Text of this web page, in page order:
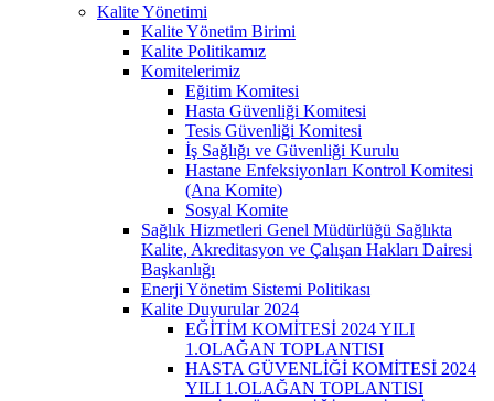
Kalite Yönetimi
Kalite Yönetim Birimi
Kalite Politikamız
Komitelerimiz
Eğitim Komitesi
Hasta Güvenliği Komitesi
Tesis Güvenliği Komitesi
İş Sağlığı ve Güvenliği Kurulu
Hastane Enfeksiyonları Kontrol Komitesi
(Ana Komite)
Sosyal Komite
Sağlık Hizmetleri Genel Müdürlüğü Sağlıkta
Kalite, Akreditasyon ve Çalışan Hakları Dairesi
Başkanlığı
Enerji Yönetim Sistemi Politikası
Kalite Duyurular 2024
EĞİTİM KOMİTESİ 2024 YILI
1.OLAĞAN TOPLANTISI
HASTA GÜVENLİĞİ KOMİTESİ 2024
YILI 1.OLAĞAN TOPLANTISI